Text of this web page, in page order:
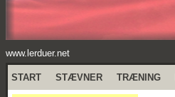
www.lerduer.net
START STÆVNER TRÆNING